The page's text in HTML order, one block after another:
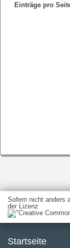
Einträge pro
Sofern nicht anders
der Lizenz
Startseite